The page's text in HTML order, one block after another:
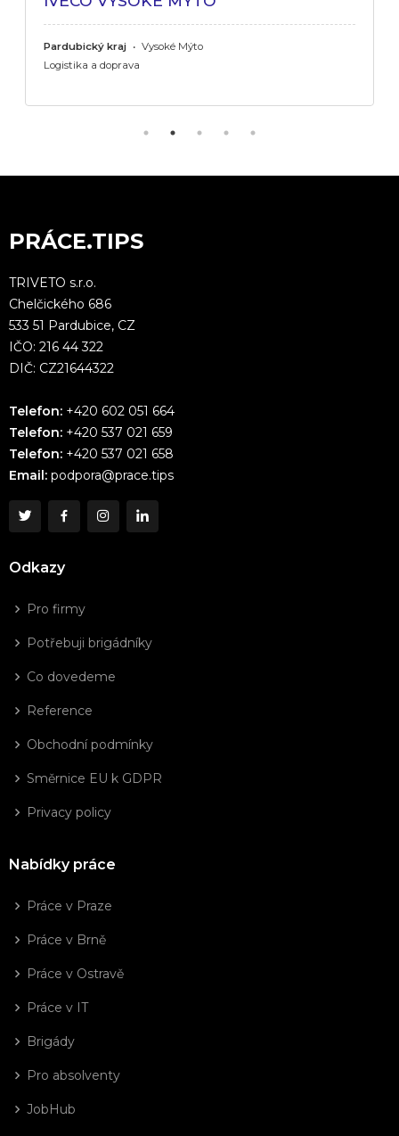
Pardubický kraj • Vysoké Mýto
Logistika a doprava
PRÁCE.TIPS
TRIVETO s.r.o.
Chelčického 686
533 51 Pardubice, CZ
IČO: 216 44 322
DIČ: CZ21644322
Telefon: +420 602 051 664
Telefon: +420 537 021 659
Telefon: +420 537 021 658
Email: podpora@prace.tips
Odkazy
Pro firmy
Potřebuji brigádníky
Co dovedeme
Reference
Obchodní podmínky
Směrnice EU k GDPR
Privacy policy
Nabídky práce
Práce v Praze
Práce v Brně
Práce v Ostravě
Práce v IT
Brigády
Pro absolventy
JobHub